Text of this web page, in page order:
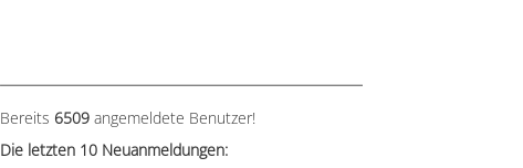
Bereits 6509 angemeldete Benutzer!
Die letzten 10 Neuanmeldungen: